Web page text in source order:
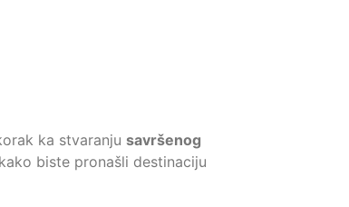
ka stvaranju savršenog
biste pronašli destinaciju